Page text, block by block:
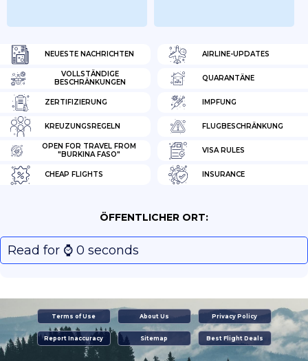
NEUESTE NACHRICHTEN AIRLINE-UPDATES
VOLLSTÄNDIGE
BESCHRÄNKUNGEN
QUARANTÄNE
ZERTIFIZIERUNG IMPFUNG
KREUZUNGSREGELN FLUGBESCHRÄNKUNG
OPEN FOR TRAVEL FROM
"BURKINA FASO"
VISA RULES
CHEAP FLIGHTS INSURANCE
ÖFFENTLICHER ORT:
Read for ⌚️ 0 seconds
Terms of Use About Us Privacy Policy
Report Inaccuracy Sitemap Best Flight Deals